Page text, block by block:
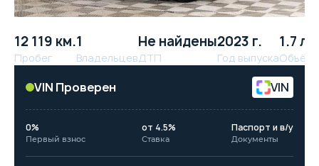
12 119 км.
Пробег
1
Владельцев
Не найдены
ДТП
2023 г.
Год выпуска
1.7 л.
Объём
VIN Проверен VIN
0%
Первый взнос
от 4.5%
Ставка
Паспорт и в/у
Документы